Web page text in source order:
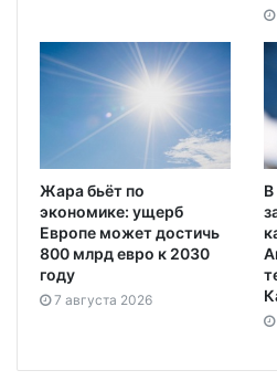
Жара бьёт по
экономике: ущерб
Европе может достичь
800 млрд евро к 2030
году
7 августа 2026